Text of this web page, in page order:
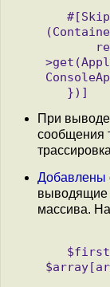
При
сообщения
Добавлены
выводящие
массива.